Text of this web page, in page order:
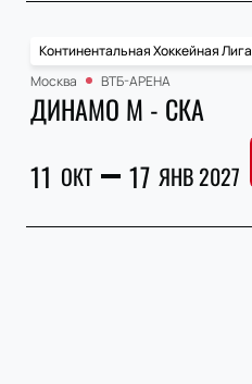
Континентальная Хоккейная Лига
Москва
ВТБ-АРЕНА
ДИНАМО М - СКА
11 ОКТ 17 ЯНВ 2027